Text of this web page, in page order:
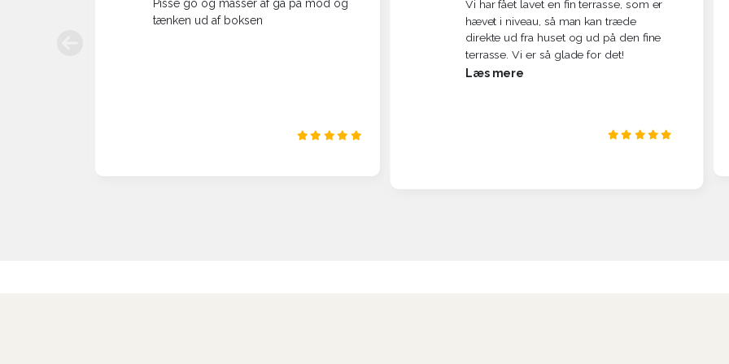
Pisse go og masser af gå på mod og
tænken ud af boksen
Vi har fået lavet en fin terrasse, som er
hævet i niveau, så man kan træde
direkte ud fra huset og ud på den fine
terrasse. Vi er så glade for det!
Læs mere